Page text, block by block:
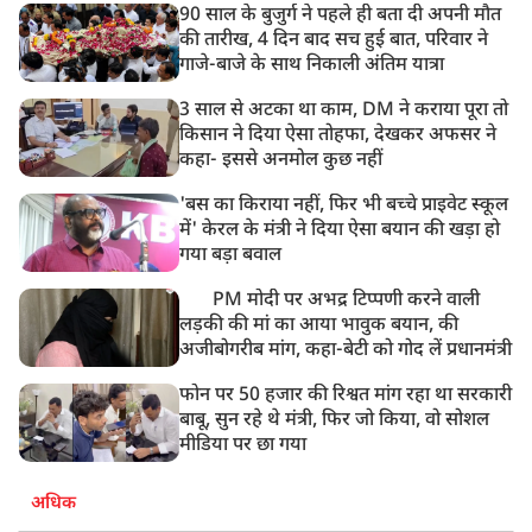
90 साल के बुजुर्ग ने पहले ही बता दी अपनी मौत
की तारीख, 4 दिन बाद सच हुई बात, परिवार ने
गाजे-बाजे के साथ निकाली अंतिम यात्रा
3 साल से अटका था काम, DM ने कराया पूरा तो
किसान ने दिया ऐसा तोहफा, देखकर अफसर ने
कहा- इससे अनमोल कुछ नहीं
'बस का किराया नहीं, फिर भी बच्चे प्राइवेट स्कूल
में' केरल के मंत्री ने दिया ऐसा बयान की खड़ा हो
गया बड़ा बवाल
PM मोदी पर अभद्र टिप्पणी करने वाली
लड़की की मां का आया भावुक बयान, की
अजीबोगरीब मांग, कहा-बेटी को गोद लें प्रधानमंत्री
फोन पर 50 हजार की रिश्वत मांग रहा था सरकारी
बाबू, सुन रहे थे मंत्री, फिर जो किया, वो सोशल
मीडिया पर छा गया
अधिक